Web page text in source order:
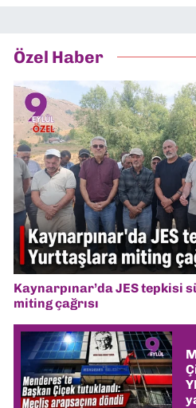
Özel Haber
Kaynarpınar’da JES tepkisi
miting çağrısı